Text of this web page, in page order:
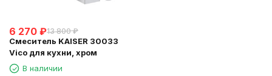
6 270 ₽13 800 ₽
Смеситель KAISER 30033
Vico для кухни, хром
В наличии